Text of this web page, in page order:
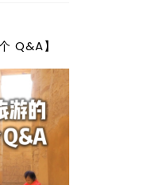
Q&A】